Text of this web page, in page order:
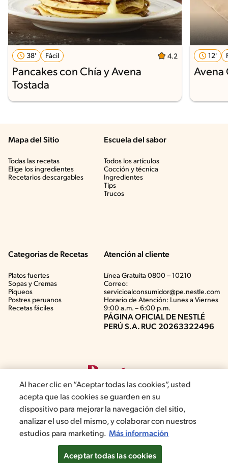
38' Fácil 4.2
Pancakes con Chía y Avena
Tostada
12'
Avena
Mapa del Sitio
Todas las recetas
Elige los ingredientes
Recetarios descargables
Escuela del sabor
Todos los artículos
Cocción y técnica
Ingredientes
Tips
Trucos
Categorias de Recetas
Platos fuertes
Sopas y Cremas
Piqueos
Postres peruanos
Recetas fáciles
Atención al cliente
Línea Gratuita 0800 – 10210
Correo:
servicioalconsumidor@pe.nestle.com
Horario de Atención: Lunes a Viernes
9:00 a.m. – 6:00 p.m.
PÁGINA OFICIAL DE NESTLÉ
PERÚ S.A. RUC 20263322496
©2019, Nestlé. Marcas registradas por Société del Produits Nestlé,
S.A. Vevey (Suiza)
Términos y Condiciones de Promociones Aviso de privacidad
Al hacer clic en “Aceptar todas las cookies”, usted
acepta que las cookies se guarden en su
dispositivo para mejorar la navegación del sitio,
analizar el uso del mismo, y colaborar con nuestros
estudios para marketing. Más información
Aceptar todas las cookies